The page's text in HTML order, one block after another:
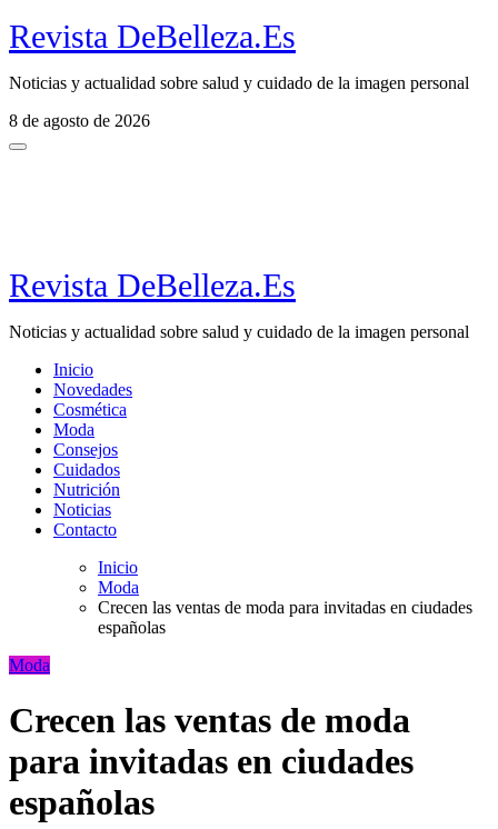
Revista DeBelleza.Es
Noticias y actualidad sobre salud y cuidado de la imagen personal
8 de agosto de 2026
Revista DeBelleza.Es
Noticias y actualidad sobre salud y cuidado de la imagen personal
Inicio
Novedades
Cosmética
Moda
Consejos
Cuidados
Nutrición
Noticias
Contacto
Inicio
Moda
Crecen las ventas de moda para invitadas en ciudades
españolas
Moda
Crecen las ventas de moda
para invitadas en ciudades
españolas